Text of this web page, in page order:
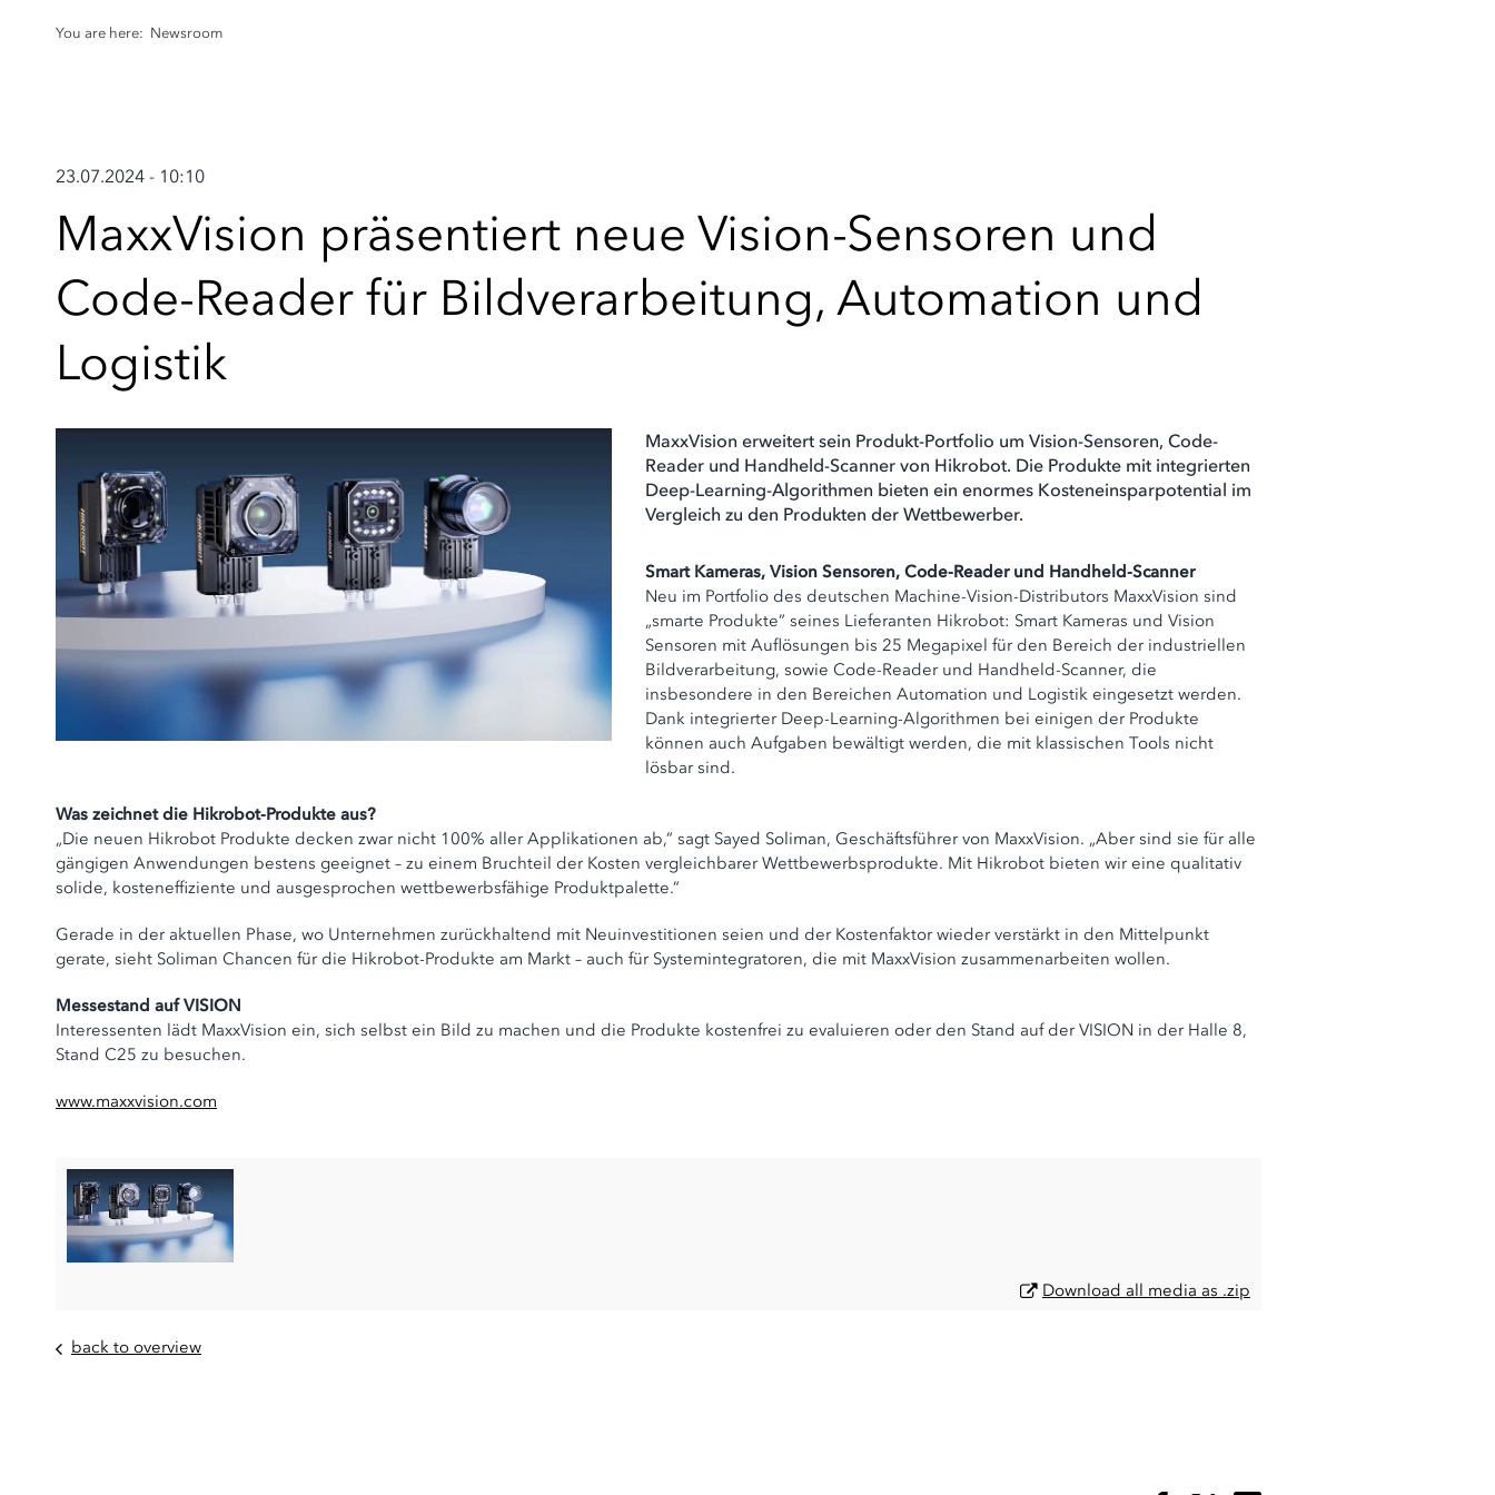
You are here: Newsroom
23.07.2024 - 10:10
MaxxVision präsentiert neue Vision-Sensoren und
Code-Reader für Bildverarbeitung, Automation und
Logistik
MaxxVision erweitert sein Produkt-Portfolio um Vision-Sensoren, Code-
Reader und Handheld-Scanner von Hikrobot. Die Produkte mit integrierten
Deep-Learning-Algorithmen bieten ein enormes Kosteneinsparpotential im
Vergleich zu den Produkten der Wettbewerber.
Smart Kameras, Vision Sensoren, Code-Reader und Handheld-Scanner
Neu im Portfolio des deutschen Machine-Vision-Distributors MaxxVision sind
„smarte Produkte” seines Lieferanten Hikrobot: Smart Kameras und Vision
Sensoren mit Auflösungen bis 25 Megapixel für den Bereich der industriellen
Bildverarbeitung, sowie Code-Reader und Handheld-Scanner, die
insbesondere in den Bereichen Automation und Logistik eingesetzt werden.
Dank integrierter Deep-Learning-Algorithmen bei einigen der Produkte
können auch Aufgaben bewältigt werden, die mit klassischen Tools nicht
lösbar sind.
Was zeichnet die Hikrobot-Produkte aus?
„Die neuen Hikrobot Produkte decken zwar nicht 100% aller Applikationen ab,” sagt Sayed Soliman, Geschäftsführer von MaxxVision. „Aber sind sie für alle
gängigen Anwendungen bestens geeignet – zu einem Bruchteil der Kosten vergleichbarer Wettbewerbsprodukte. Mit Hikrobot bieten wir eine qualitativ
solide, kosteneffiziente und ausgesprochen wettbewerbsfähige Produktpalette.”
Gerade in der aktuellen Phase, wo Unternehmen zurückhaltend mit Neuinvestitionen seien und der Kostenfaktor wieder verstärkt in den Mittelpunkt
gerate, sieht Soliman Chancen für die Hikrobot-Produkte am Markt – auch für Systemintegratoren, die mit MaxxVision zusammenarbeiten wollen.
Messestand auf VISION
Interessenten lädt MaxxVision ein, sich selbst ein Bild zu machen und die Produkte kostenfrei zu evaluieren oder den Stand auf der VISION in der Halle 8,
Stand C25 zu besuchen.
www.maxxvision.com
Download all media as .zip
back to overview